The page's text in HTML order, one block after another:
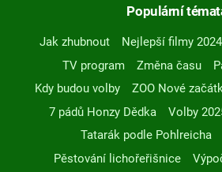
Populární
Jak zhubnout Nejlepší filmy 2024
TV program
Změna času
Kdy budou volby
ZOO Nové
7 pádů Honzy Dědka
Volby
Tatarák podle Pohlreicha
Pěstování lichořeřišnice